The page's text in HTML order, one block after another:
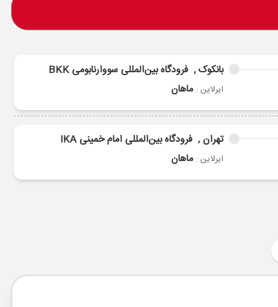
بانکوک , فرودگاه بین‌المللی سووارنابومی BKK
ایرلاین : ماهان
تهران , فرودگاه بین‌المللی امام خمینی IKA
ایرلاین : ماهان